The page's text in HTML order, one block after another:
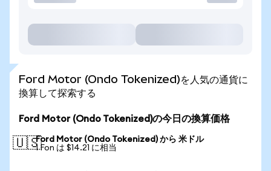
Ford Motor (Ondo Tokenized)を人気の通貨に
換算して探索する
Ford Motor (Ondo Tokenized)の今日の換算価格
🇺🇸Ford Motor (Ondo Tokenized) から 米ドル
1 Fon は $14.21 に相当